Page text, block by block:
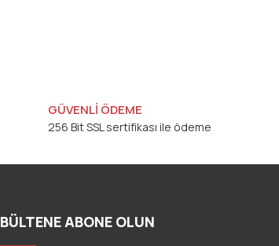
GÜVENLİ ÖDEME
256 Bit SSL sertifikası ile ödeme
BÜLTENE ABONE OLUN